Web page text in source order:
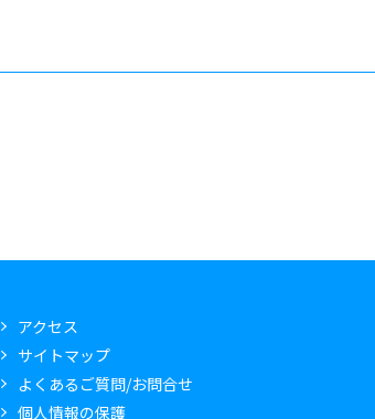
アクセス
サイトマップ
よくあるご質問/お問合せ
個人情報の保護